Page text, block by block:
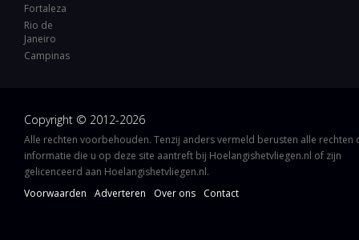
Fortaleza
Rio de
Janeiro
Campinas
Copyright © 2012-2026
Alle rechten voorbehouden. Tenzij anders vermeld berusten alle rechten
informatie die u op deze site aantreft bij Hoelangishetvliegen.nl of zijn
gelicenceerd aan Hoelangishetvliegen.nl.
Voorwaarden
Adverteren Over ons Contact